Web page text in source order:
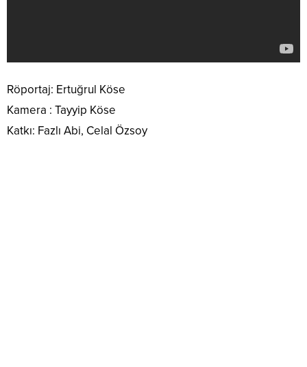
Röportaj: Ertuğrul Köse
Kamera : Tayyip Köse
Katkı: Fazlı Abi, Celal Özsoy